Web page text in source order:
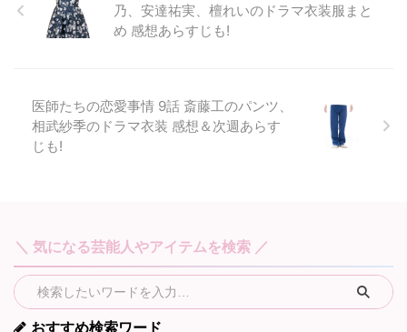
乃、安達祐実、檀れいのドラマ衣装服まと
め 感想あらすじも!
医師たちの恋愛事情 9話 斎藤工のパンツ、
相武紗季のドラマ衣装 感想＆次週あらす
じも!
＼ 気になる芸能人やアイテムを検索 ／
おすすめ検索ワード